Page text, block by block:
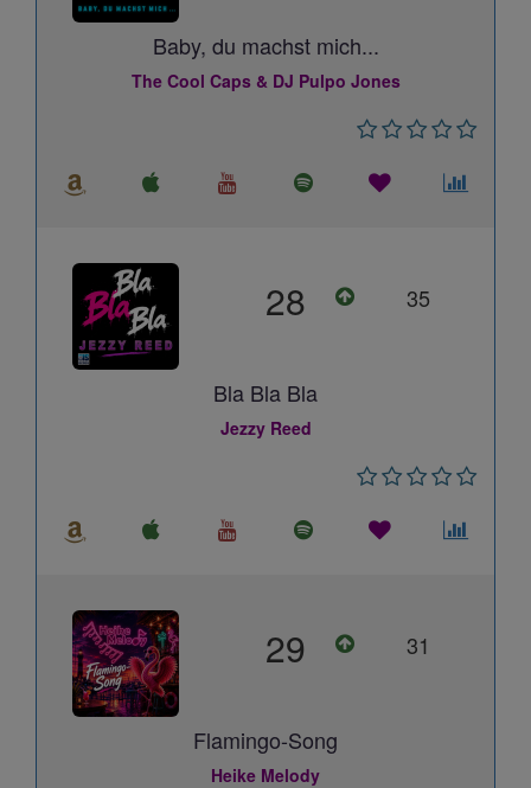
Baby, du machst mich...
The Cool Caps & DJ Pulpo Jones
28 35
Bla Bla Bla
Jezzy Reed
29 31
Flamingo-Song
Heike Melody